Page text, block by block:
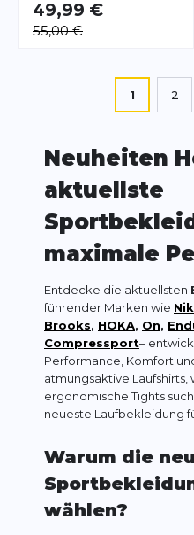
49,99 €
55,00 €
Sie lesen
1 2
Neuheiten
aktuellste
maximale
Entdecke die aktuellsten
führender Marken wie
Brooks, HOKA, On,
Compressport–
Performance, Komfort
atmungsaktive
ergonomische Tights
neueste Laufbekleidung
Warum die
wählen?